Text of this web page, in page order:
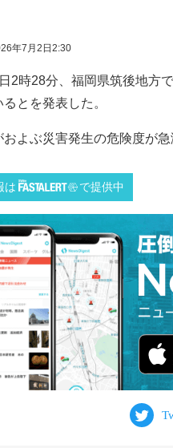
年7月2日2:30
2時28分、福岡県筑後地方
とを発表した。
よぶ災害発生の危険度が
は で提供中